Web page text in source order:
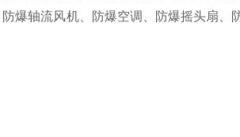
爆轴流风机、防爆空调、防爆摇头扇、